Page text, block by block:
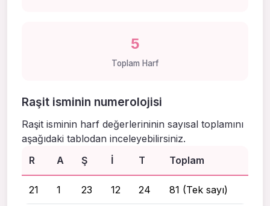
5
Toplam Harf
Raşit isminin numerolojisi
Raşit isminin harf değerlerininin sayısal toplamını
aşağıdaki tablodan inceleyebilirsiniz.
R
A Ş I T Toplam
21 1 23 12 24 81 (Tek sayı)